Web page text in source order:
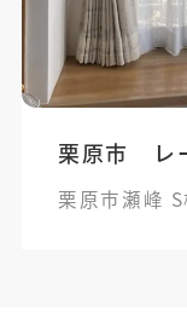
栗原市 レ
栗原市瀬峰 S